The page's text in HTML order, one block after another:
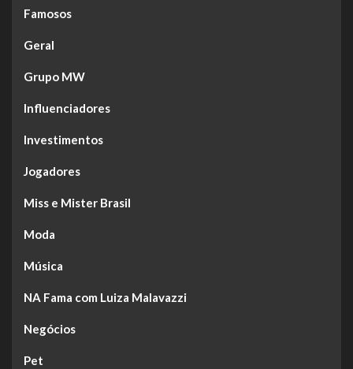
Famosos
Geral
Grupo MW
Influenciadores
Investimentos
Jogadores
Miss e Mister Brasil
Moda
Música
NA Fama com Luiza Malavazzi
Negócios
Pet